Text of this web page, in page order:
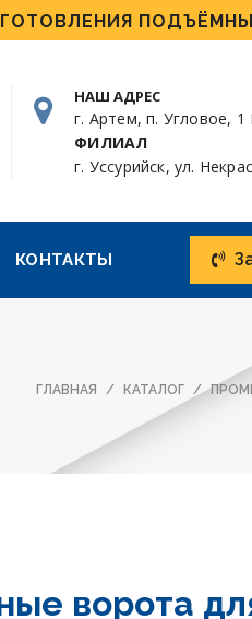
ПОДЪЁМНЫХ
НАШ АДРЕС
г. Артем, п. Угловое, 1
ФИЛИАЛ
г. Уссурийск, ул.
КОНТАКТЫ
ГЛАВНАЯ КАТАЛОГ
ворота